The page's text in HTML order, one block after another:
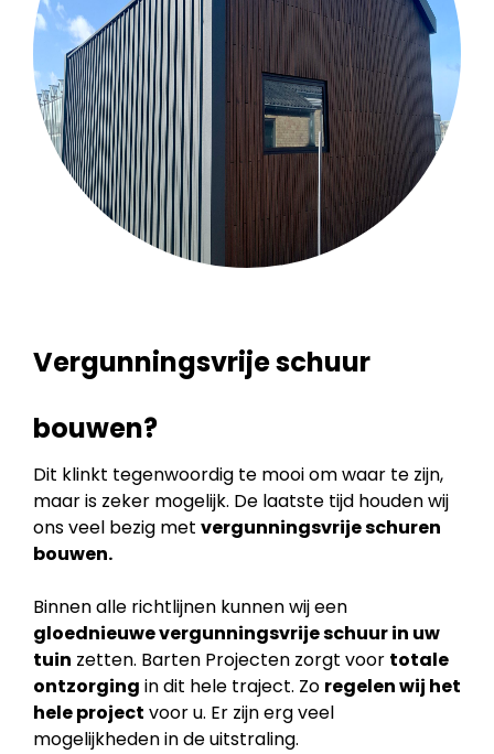
Vergunningsvrije schuur
bouwen?
Dit klinkt tegenwoordig te mooi om waar te zijn,
maar is zeker mogelijk. De laatste tijd houden wij
ons veel bezig met vergunningsvrije schuren
bouwen.
Binnen alle richtlijnen kunnen wij een
gloednieuwe vergunningsvrije schuur in uw
tuin zetten. Barten Projecten zorgt voor totale
ontzorging in dit hele traject. Zo regelen wij het
hele project voor u. Er zijn erg veel
mogelijkheden in de uitstraling.